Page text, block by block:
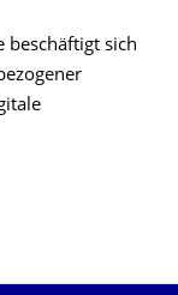
beschäftigt sich